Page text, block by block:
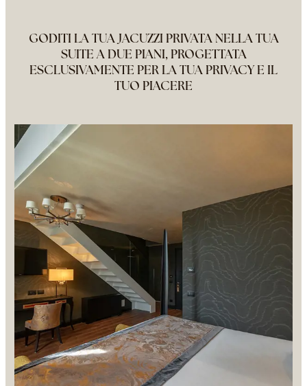
GODITI LA TUA JACUZZI PRIVATA NELLA TUA
SUITE A DUE PIANI, PROGETTATA
ESCLUSIVAMENTE PER LA TUA PRIVACY E IL
TUO PIACERE